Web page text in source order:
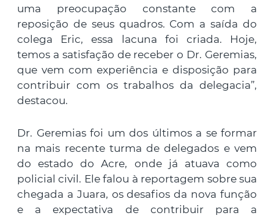
uma preocupação constante com a
reposição de seus quadros. Com a saída do
colega Eric, essa lacuna foi criada. Hoje,
temos a satisfação de receber o Dr. Geremias,
que vem com experiência e disposição para
contribuir com os trabalhos da delegacia”,
destacou.
Dr. Geremias foi um dos últimos a se formar
na mais recente turma de delegados e vem
do estado do Acre, onde já atuava como
policial civil. Ele falou à reportagem sobre sua
chegada a Juara, os desafios da nova função
e a expectativa de contribuir para a